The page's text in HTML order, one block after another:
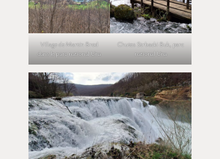
Village de Martin Brod
dans le parc national Una
Chutes Strbacki Buk, parc
national Una